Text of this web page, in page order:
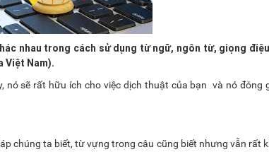
nhau trong cách sử dụng từ ngữ, ngôn từ, giọng
Việt Nam).
nó sẽ rất hữu ích cho việc dịch thuật của bạn và nó đóng
chúng ta biết, từ vựng trong câu cũng biết nhưng vẫn rất